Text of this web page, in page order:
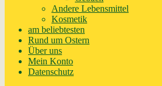
Andere Lebensmittel
Kosmetik
am beliebtesten
Rund um Ostern
Über uns
Mein Konto
Datenschutz